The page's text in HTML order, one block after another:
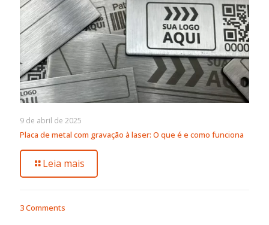
9 de abril de 2025
Placa de metal com gravação à laser: O que é e como funciona
Leia mais
3 Comments